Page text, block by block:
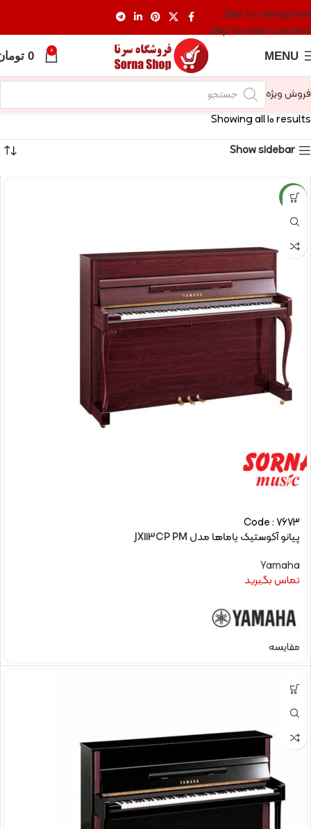
Skip to navigation
Skip to main content
MENU
0
0
فروش ویژه
Showing all 10 results
Show sidebar
NEW
Code : 7673
پیانو آکوستیک یاماها مدل JX113CP PM
Yamaha
تماس بگیرید
مقایسه